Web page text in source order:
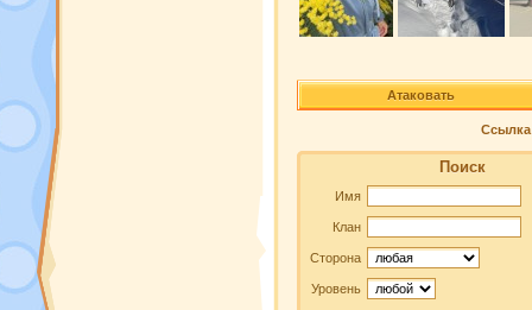
Атаковать
Ссылка
Поиск
Имя
Клан
Сторона
Уровень